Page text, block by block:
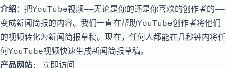
介绍：把YouTube视频——无论是你的还是你喜欢的创作者的——
变成新闻简报的内容。我们一直在帮助YouTube创作者将他们
的视频转化为新闻简报草稿。现在，任何人都能在几秒钟内将任
何YouTube视频快速生成新闻简报草稿。
产品网站: 立即访问